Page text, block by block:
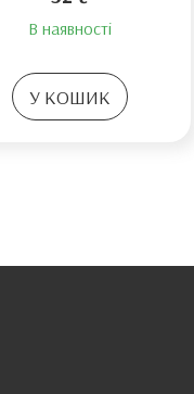
В наявності
У КОШИК